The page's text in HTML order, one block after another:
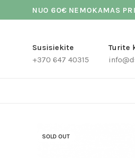
NUO 60€ NEMOKAMAS
Susisiekite
+370 647 40315
Turite
SOLD OUT